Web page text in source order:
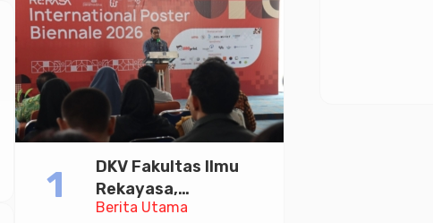
Berita Utama
DKV Fakultas Ilmu
Rekayasa,
Universitas